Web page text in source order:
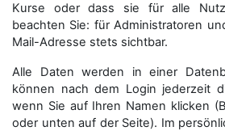
Kurse oder dass sie für alle
beachten Sie: für Administratoren
Mail-Adresse stets sichtbar.
Alle Daten werden in einer
können nach dem Login jederzeit
wenn Sie auf Ihren Namen klicken
oder unten auf der Seite). Im